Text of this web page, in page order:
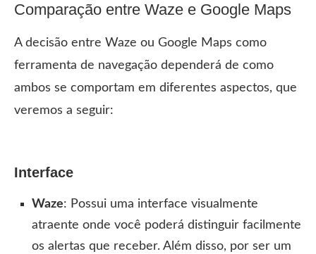
Comparação entre Waze e Google Maps
A decisão entre Waze ou Google Maps como
ferramenta de navegação dependerá de como
ambos se comportam em diferentes aspectos, que
veremos a seguir:
Interface
Waze: Possui uma interface visualmente
atraente onde você poderá distinguir facilmente
os alertas que receber. Além disso, por ser um